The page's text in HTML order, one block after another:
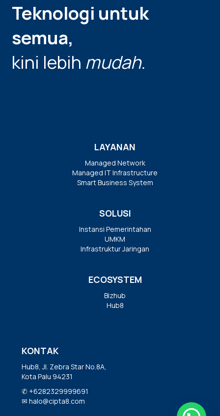
Teknologi untuk
semua,
kini lebih mudah.
LAYANAN
Managed Network
Managed IT Infrastructure
Smart Business System
SOLUSI
Instansi Pemerintahan
UMKM
Infrastruktur Jaringan
ECOSYSTEM
Bizhub
Hub8
KONTAK
Hub8, Jl. Zebra Star No.8A,
Kota Palu 94231
✆ +6282329999691
✉ halo@cipta8.com